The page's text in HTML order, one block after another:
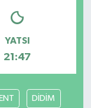
YATSI
21:47
DİDİM